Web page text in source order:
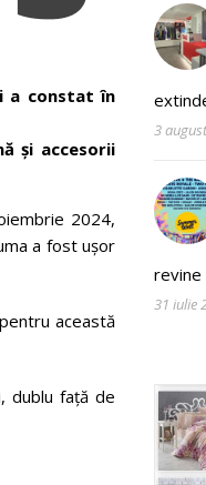
a constat în
și accesorii
2024,
a fost ușor
această
dublu față de
3
revine
31 iulie